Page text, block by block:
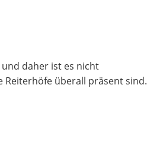
daher ist es nicht
Reiterhöfe überall präsent sind.